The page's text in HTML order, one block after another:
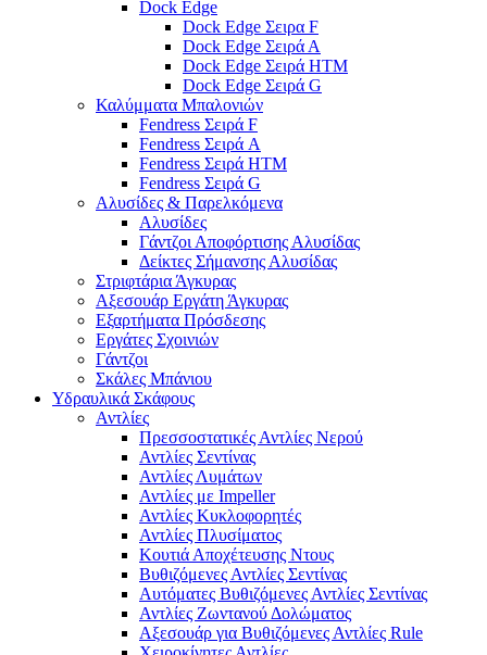
Dock Edge
Dock Edge Σειρα F
Dock Edge Σειρά Α
Dock Edge Σειρά HTM
Dock Edge Σειρά G
Καλύμματα Μπαλονιών
Fendress Σειρά F
Fendress Σειρά A
Fendress Σειρά HTM
Fendress Σειρά G
Αλυσίδες & Παρελκόμενα
Αλυσίδες
Γάντζοι Αποφόρτισης Αλυσίδας
Δείκτες Σήμανσης Αλυσίδας
Στριφτάρια Άγκυρας
Αξεσουάρ Εργάτη Άγκυρας
Εξαρτήματα Πρόσδεσης
Εργάτες Σχοινιών
Γάντζοι
Σκάλες Μπάνιου
Υδραυλικά Σκάφους
Αντλίες
Πρεσσοστατικές Αντλίες Νερού
Αντλίες Σεντίνας
Αντλίες Λυμάτων
Αντλίες με Impeller
Αντλίες Κυκλοφορητές
Αντλίες Πλυσίματος
Κουτιά Αποχέτευσης Ντους
Βυθιζόμενες Αντλίες Σεντίνας
Αυτόματες Βυθιζόμενες Αντλίες Σεντίνας
Αντλίες Ζωντανού Δολώματος
Αξεσουάρ για Βυθιζόμενες Αντλίες Rule